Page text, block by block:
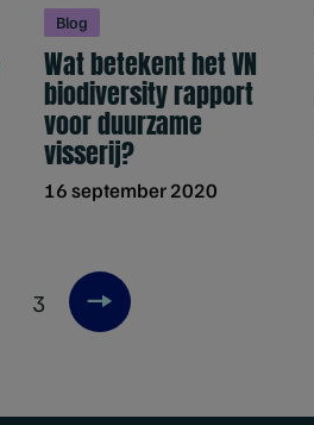
Blog
Wat betekent het VN
biodiversity rapport
voor duurzame
visserij?
16 september 2020
3 Next item